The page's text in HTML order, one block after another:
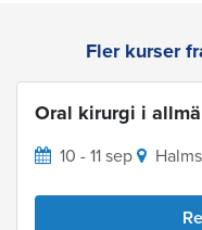
Fler kurser
Oral kirurgi i
10 - 11 sep